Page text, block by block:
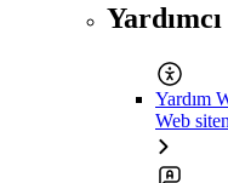
Yardım
Web